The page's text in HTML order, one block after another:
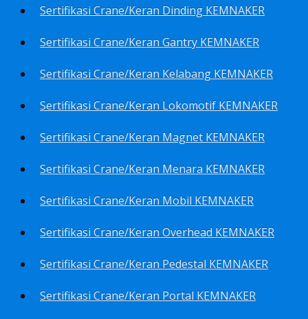
Sertifikasi Crane/Keran Dinding KEMNAKER
Sertifikasi Crane/Keran Gantry KEMNAKER
Sertifikasi Crane/Keran Kelabang KEMNAKER
Sertifikasi Crane/Keran Lokomotif KEMNAKER
Sertifikasi Crane/Keran Magnet KEMNAKER
Sertifikasi Crane/Keran Menara KEMNAKER
Sertifikasi Crane/Keran Mobil KEMNAKER
Sertifikasi Crane/Keran Overhead KEMNAKER
Sertifikasi Crane/Keran Pedestal KEMNAKER
Sertifikasi Crane/Keran Portal KEMNAKER